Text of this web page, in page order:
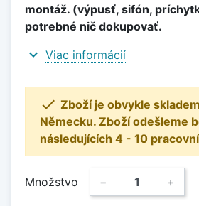
montáž. (výpusť, sifón,
potrebné nič dokupovať.
expand_more Viac informácií
 Zboží je obvykle
Německu. Zboží odešleme
následujících 4 - 10
Množstvo − +